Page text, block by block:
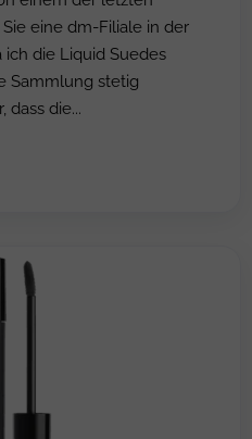
eine dm-Filiale in der
ich die Liquid Suedes
Sammlung stetig
dass die...